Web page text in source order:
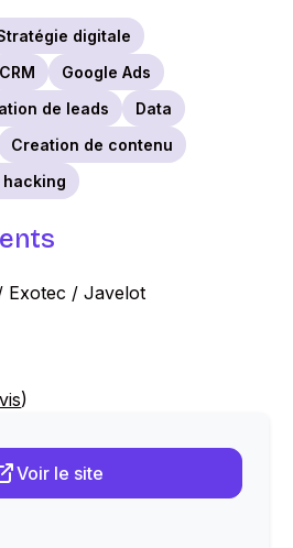
digitale
CRM
Google Ads
de leads
Data
Creation de contenu
hacking
Exotec / Javelot
)
Voir le site